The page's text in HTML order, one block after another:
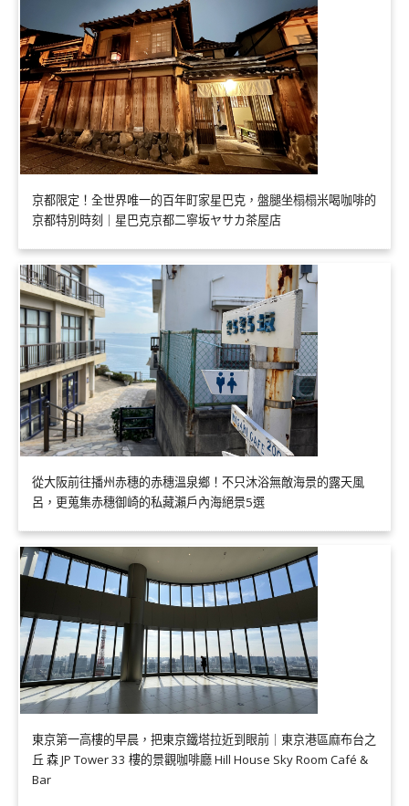
京都限定！全世界唯一的百年町家星巴克，盤腿坐榻榻米喝咖啡的
京都特別時刻｜星巴克京都二寧坂ヤサカ茶屋店
從大阪前往播州赤穗的赤穗溫泉鄉！不只沐浴無敵海景的露天風
呂，更蒐集赤穗御崎的私藏瀨戶內海絕景5選
東京第一高樓的早晨，把東京鐵塔拉近到眼前｜東京港區麻布台之
丘 森 JP Tower 33 樓的景觀咖啡廳 Hill House Sky Room Café &
Bar